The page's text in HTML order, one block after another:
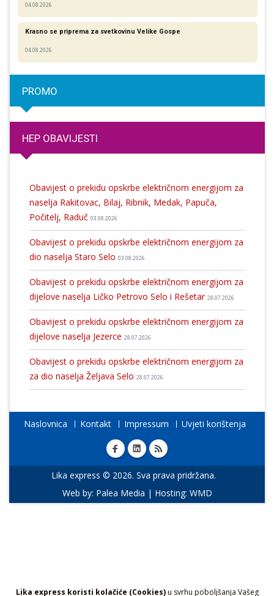
Lika express koristi kolačiće (Cookies)u svrhu poboljšanja Vašeg
04.08.2026
Krasno se priprema za svetkovinu Velike Gospe
04.08.2026
PROMO
HEP OBAVIJESTI
Obavijest o prekidu opskrbe električnom energijom za
naselja Rakitovac, Bilaj, Ribnik, Medak, Papuča,
Počitelj, Raduč 03.08.2026
Obavijest o prekidu opskrbe električnom energijom za
dio naselja Staro Selo 03.08.2026
Obavijest o prekidu opskrbe električnom energijom za
dijelove naselja Ličko Petrovo Selo i Rešetar 28.07.2026
Obavijest o prekidu opskrbe električnom energijom za
dijelove naselja Jezerce 28.07.2026
Obavijest o prekidu opskrbe električnom energijom za
za dio naselja Željava Selo 28.07.2026
Naslovnica Kontakt Impressum Uvjeti korištenja
Lika express © 2026. Sva prava pridržana.
Web by: Palea Media | Hosting: WMD